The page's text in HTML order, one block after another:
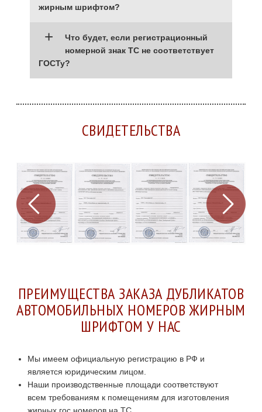
жирным шрифтом?
+
Что будет, если регистрационный
номерной знак ТС не соответствует
ГОСТу?
СВИДЕТЕЛЬСТВА
ПРЕИМУЩЕСТВА ЗАКАЗА ДУБЛИКАТОВ
АВТОМОБИЛЬНЫХ НОМЕРОВ ЖИРНЫМ
ШРИФТОМ У НАС
Мы имеем официальную регистрацию в РФ и
является юридическим лицом.
Наши производственные площади соответствуют
всем требованиям к помещениям для изготовления